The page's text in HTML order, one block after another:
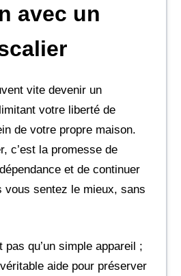
avec un
vite devenir un
votre liberté de
de votre propre maison.
c’est la promesse de
et de continuer
vous sentez le mieux, sans
pas qu’un simple appareil ;
aide pour préserver